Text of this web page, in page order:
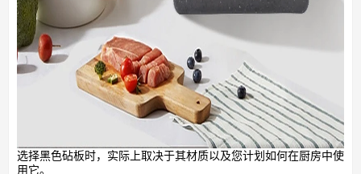
选择黑色砧板时，实际上取决于其材质以及您计划如何在厨房中使
用它。